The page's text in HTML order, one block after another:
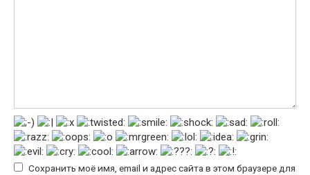
Сохранить моё имя, email и адрес сайта в этом браузере для